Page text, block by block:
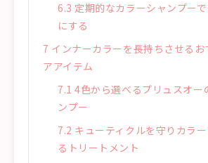
6.3 定期的なカラーシャンプー
にする
7 インナーカラーを長持ちさせるお
アアイテム
7.1 4色から選べるプリュスオー
ンプー
7.2 キューティクルを守りカラ
るトリートメント